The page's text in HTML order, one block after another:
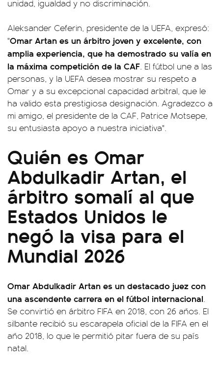
unidad, igualdad y no discriminación.
Aleksander Ceferin, presidente de la UEFA, expresó:
"Omar Artan es un árbitro joven y excelente, con
amplia experiencia, que ha demostrado su valía en
la máxima competición de la CAF. El fútbol une a las
personas, y la UEFA desea mostrar su respeto a
Omar y a su excepcional capacidad arbitral, que le
ha valido esta prestigiosa designación. Agradezco a
mi amigo, el presidente de la CAF, Patrice Motsepe,
su entusiasta apoyo a nuestra iniciativa".
Quién es Omar
Abdulkadir Artan, el
árbitro somalí al que
Estados Unidos le
negó la visa para el
Mundial 2026
Omar Abdulkadir Artan es un destacado juez con
una ascendente carrera en el fútbol internacional.
Se convirtió en árbitro FIFA en 2018, con 26 años. El
silbante recibió su escarapela oficial de la FIFA en el
año 2018, lo que le permitió pitar fuera de su país
natal.